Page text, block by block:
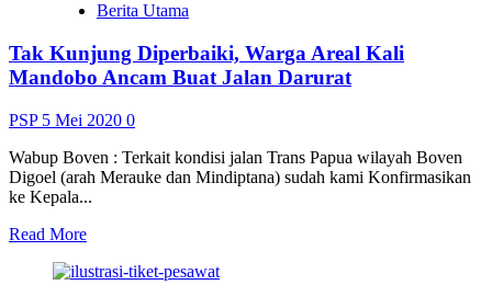
Usulkan
Ukurop
Sebagai
PAW
Wakil
Bupati
Boven
Berita Utama
Tak Kunjung Diperbaiki, Warga Areal Kali
Mandobo Ancam Buat Jalan Darurat
PSP 5 Mei 2020 0
Wabup Boven : Terkait kondisi jalan Trans Papua wilayah Boven
Digoel (arah Merauke dan Mindiptana) sudah kami Konfirmasikan
ke Kepala...
Read MoreRead
about